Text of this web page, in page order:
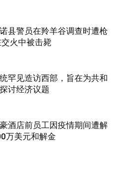
县警员在羚羊谷调查时遭枪
火中被击毙
罕见造访西部，旨在为共和
讨经济议题
酒店前员工因疫情期间遭解
万美元和解金